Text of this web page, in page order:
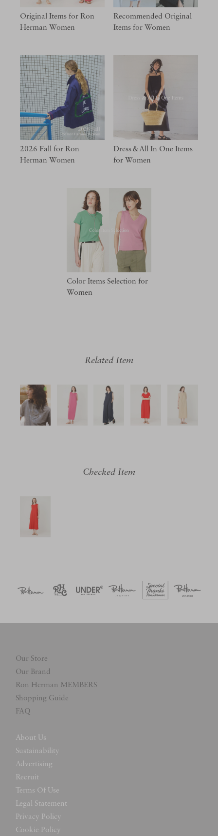
Original Items for Ron
Herman Women
Recommended Original
Items for Women
2026 Fall for Ron
Herman Women
Dress＆All In One Items
for Women​
Color Items Selection for
Women
Related Item
Checked Item
Our Store
Our Brand
Ron Herman MEMBERS
Shopping Guide
FAQ
About Us
Sustainability
Advertising
Recruit
Terms Of Use
Legal Statement
Privacy Policy
Cookie Policy